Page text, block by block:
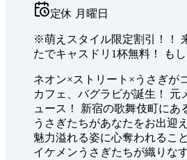
定休 月曜日
※萌えスタイル限定割引！！
たでキャスドリ1杯無料！ も
ネオン×ストリート×うさぎが
カフェ、バグラビが誕生！ 元
ュース！ 新宿の歌舞伎町にあ
うさぎたちがあなたをお出迎
魅力溢れる姿に心奪われるこ
イケメンうさぎたちが織りな